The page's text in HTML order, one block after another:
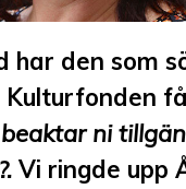
har den som
Kulturfonden
ni
Vi ringde upp